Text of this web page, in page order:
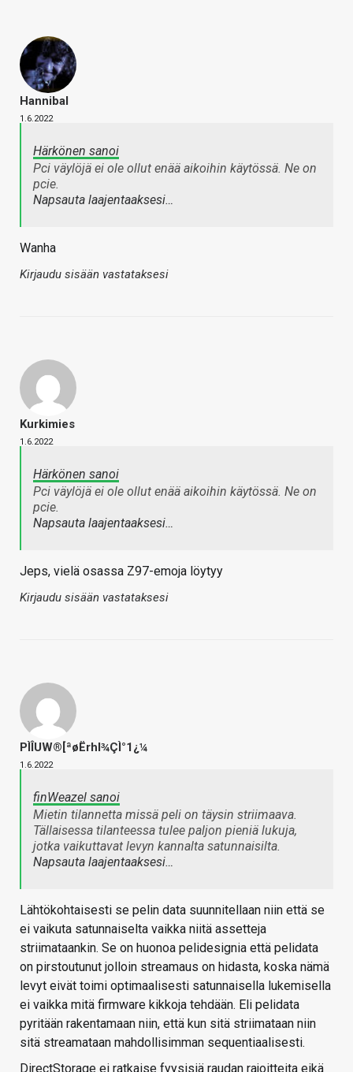
Hannibal
1.6.2022
Härkönen sanoi
Pci väylöjä ei ole ollut enää aikoihin käytössä. Ne on
pcie.
Napsauta laajentaaksesi…
Wanha
Kirjaudu sisään vastataksesi
Kurkimies
1.6.2022
Härkönen sanoi
Pci väylöjä ei ole ollut enää aikoihin käytössä. Ne on
pcie.
Napsauta laajentaaksesi…
Jeps, vielä osassa Z97-emoja löytyy
Kirjaudu sisään vastataksesi
PÌÎUW®[ªøËrhl¾ÇÌ°1¿¼
1.6.2022
finWeazel sanoi
Mietin tilannetta missä peli on täysin striimaava.
Tällaisessa tilanteessa tulee paljon pieniä lukuja,
jotka vaikuttavat levyn kannalta satunnaisilta.
Napsauta laajentaaksesi…
Lähtökohtaisesti se pelin data suunnitellaan niin että se
ei vaikuta satunnaiselta vaikka niitä assetteja
striimataankin. Se on huonoa pelidesignia että pelidata
on pirstoutunut jolloin streamaus on hidasta, koska nämä
levyt eivät toimi optimaalisesti satunnaisella lukemisella
ei vaikka mitä firmware kikkoja tehdään. Eli pelidata
pyritään rakentamaan niin, että kun sitä striimataan niin
sitä streamataan mahdollisimman sequentiaalisesti.
DirectStorage ei ratkaise fyysisiä raudan rajoitteita eikä